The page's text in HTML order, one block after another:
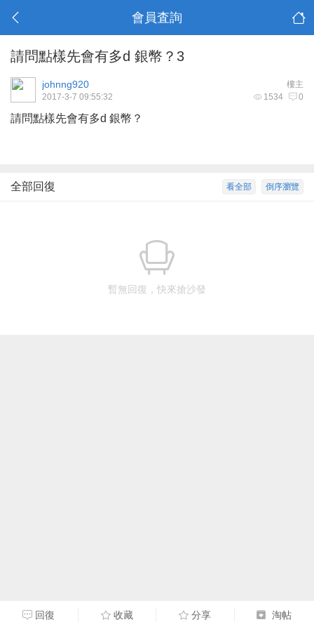
會員査詢
請問點樣先會有多d 銀幣？3
樓主
johnng920
1534 0
2017-3-7 09:55:32
請問點樣先會有多d 銀幣？
倒序瀏覽
看全部
全部回復
暫無回復，快來搶沙發
回復 收藏 分享 淘帖